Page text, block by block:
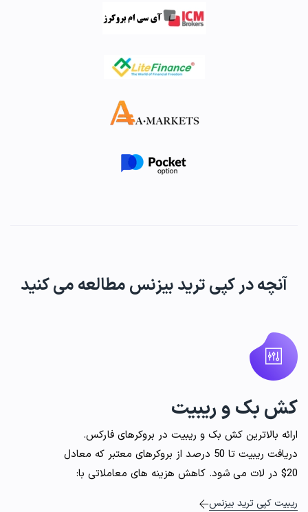
آنچه در کپی ترید بیزنس مطالعه می کنید
کش بک و ریبیت
ارائه بالاترین کش بک و ریبیت در بروکرهای فارکس.
دریافت ریبیت تا 50 درصد از بروکرهای معتبر که معادل
20$ در لات می شود. کاهش هزینه های معاملاتی با:
ریبیت کپی ترید بیزنس